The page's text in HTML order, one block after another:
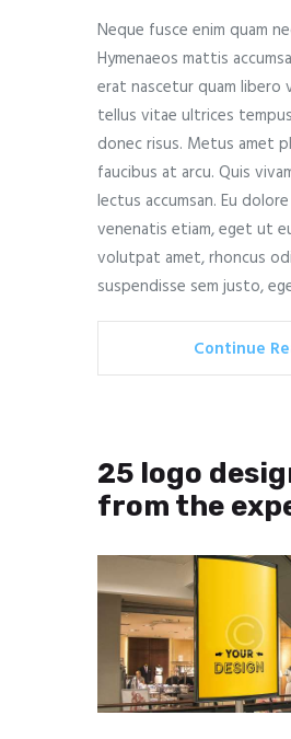
Neque fusce enim quam
Hymenaeos mattis
erat nascetur quam libero
tellus vitae ultrices
donec risus. Metus amet
faucibus at arcu. Quis
lectus accumsan. Eu
venenatis etiam, eget ut
volutpat amet, rhoncus
suspendisse sem justo,
Continue
25 logo
from the